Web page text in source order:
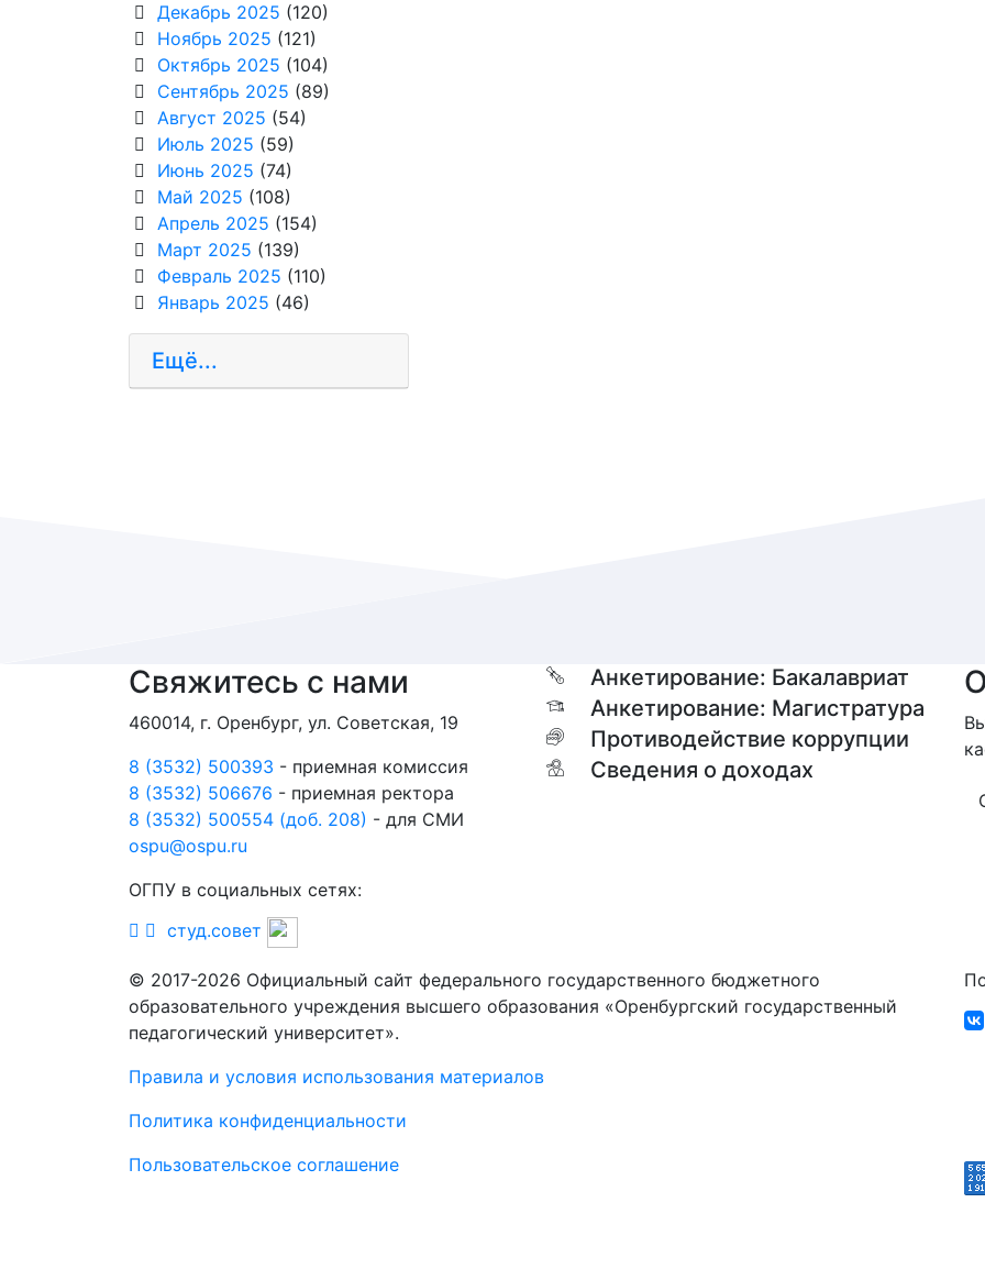
Декабрь 2025 (120)
Ноябрь 2025 (121)
Октябрь 2025 (104)
Сентябрь 2025 (89)
Август 2025 (54)
Июль 2025 (59)
Июнь 2025 (74)
Май 2025 (108)
Апрель 2025 (154)
Март 2025 (139)
Февраль 2025 (110)
Январь 2025 (46)
Ещё...
Свяжитесь с нами
460014, г. Оренбург, ул. Советская, 19
8 (3532) 500393 - приемная комиссия
8 (3532) 506676 - приемная ректора
8 (3532) 500554 (доб. 208) - для СМИ
ospu@ospu.ru
ОГПУ в социальных сетях:
студ.совет
Анкетирование: Бакалавриат
Анкетирование: Магистратура
Противодействие коррупции
Сведения о доходах
© 2017-2026 Официальный сайт федерального государственного бюджетного
образовательного учреждения высшего образования «Оренбургский государственный
педагогический университет».
Правила и условия использования материалов
Политика конфиденциальности
Пользовательское соглашение